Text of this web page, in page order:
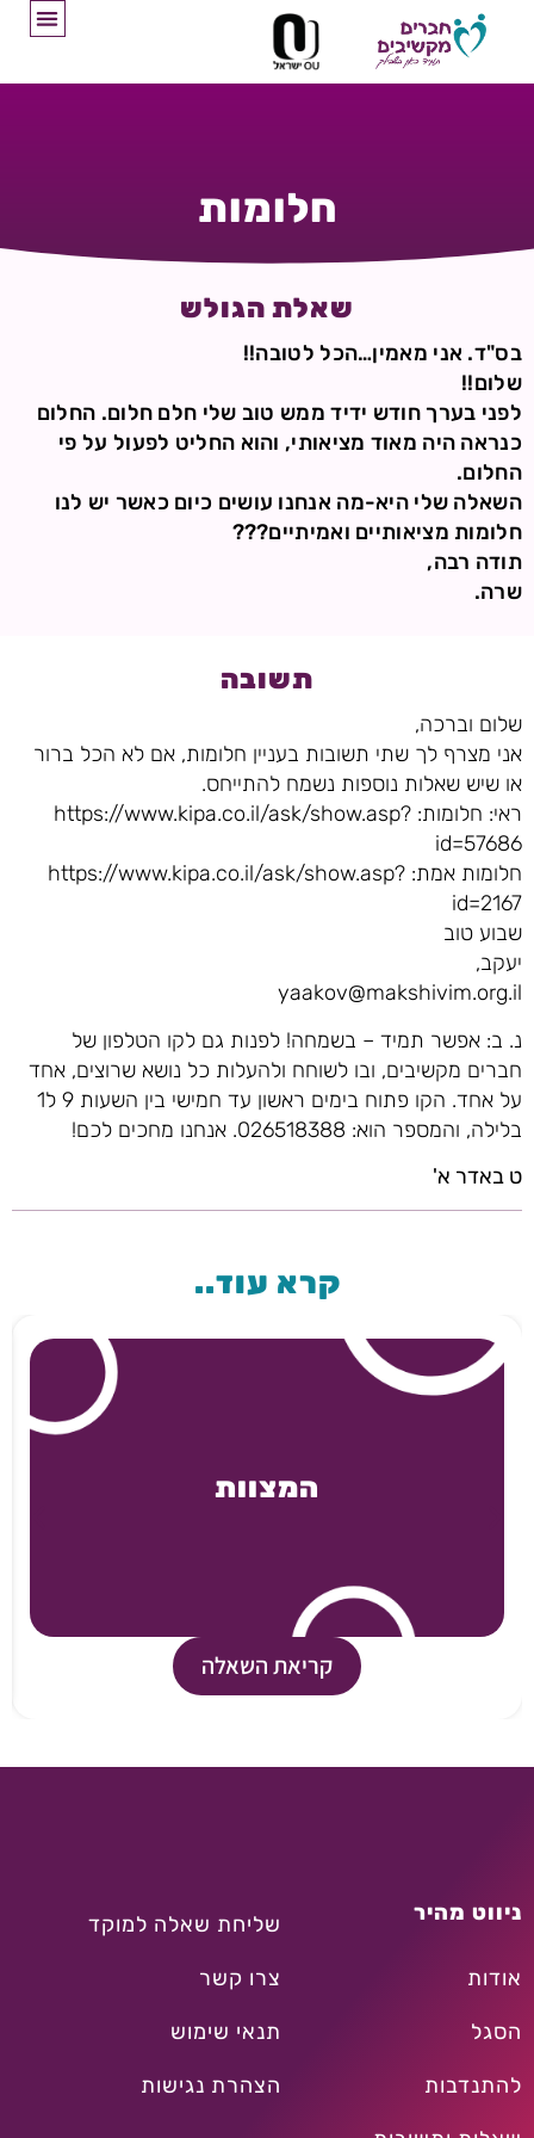
חלומות
שאלת הגולש
בס"ד. אני מאמין…הכל לטובה!!
שלום!!
לפני בערך חודש ידיד ממש טוב שלי חלם חלום. החלום
כנראה היה מאוד מציאותי, והוא החליט לפעול על פי
החלום.
השאלה שלי היא-מה אנחנו עושים כיום כאשר יש לנו
חלומות מציאותיים ואמיתיים???
תודה רבה,
שרה.
תשובה
שלום וברכה,
אני מצרף לך שתי תשובות בעניין חלומות, אם לא הכל ברור
או שיש שאלות נוספות נשמח להתייחס.
ראי: חלומות: https://www.kipa.co.il/ask/show.asp?
id=57686
חלומות אמת: https://www.kipa.co.il/ask/show.asp?
id=2167
שבוע טוב
יעקב,
yaakov@makshivim.org.il
נ. ב: אפשר תמיד – בשמחה! לפנות גם לקו הטלפון של
חברים מקשיבים, ובו לשוחח ולהעלות כל נושא שרוצים, אחד
על אחד. הקו פתוח בימים ראשון עד חמישי בין השעות 9 ל1
בלילה, והמספר הוא: 026518388. אנחנו מחכים לכם!
ט באדר א'
קרא עוד..
המצוות
קריאת השאלה
ניווט מהיר
אודות
הסגל
להתנדבות
שליחת שאלה למוקד
צרו קשר
תנאי שימוש
הצהרת נגישות